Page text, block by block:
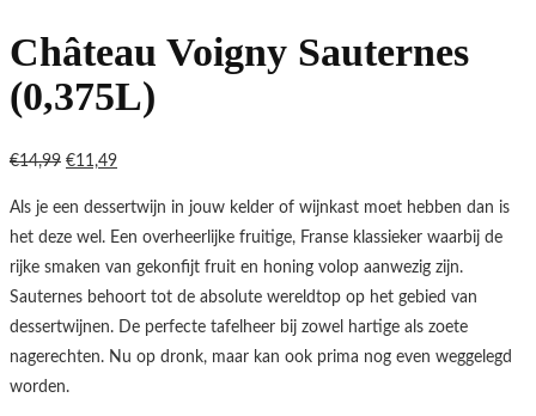
Château Voigny Sauternes
(0,375L)
€14,99 Oorspronkelijke
€11,49Huidige
Als je een dessertwijn in jouw kelder of wijnkast moet hebben dan is
het deze wel. Een overheerlijke fruitige, Franse klassieker waarbij de
rijke smaken van gekonfijt fruit en honing volop aanwezig zijn.
Sauternes behoort tot de absolute wereldtop op het gebied van
dessertwijnen. De perfecte tafelheer bij zowel hartige als zoete
nagerechten. Nu op dronk, maar kan ook prima nog even weggelegd
worden.